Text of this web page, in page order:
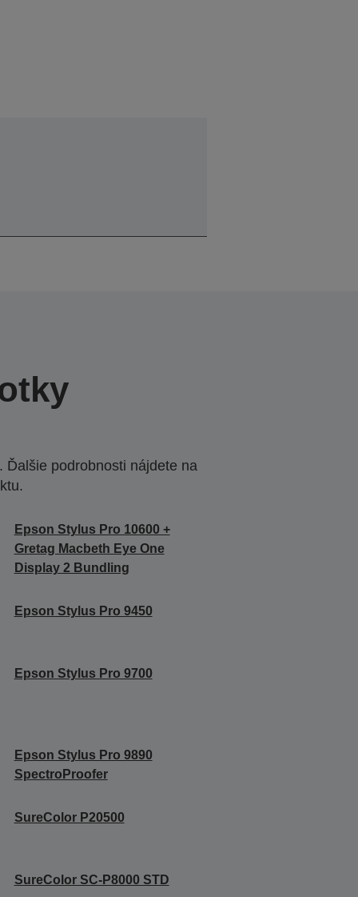
podrobnosti nájdete na
Epson Stylus Pro 10600 +
Gretag Macbeth Eye One
Display 2 Bundling
Epson Stylus Pro 9450
Epson Stylus Pro 9700
Epson Stylus Pro 9890
SpectroProofer
SureColor P20500
SureColor SC-P8000 STD